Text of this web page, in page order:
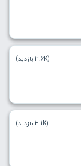
(3.6K بازدید)
(3.1K بازدید)